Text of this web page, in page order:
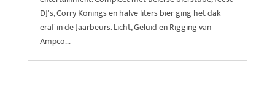
DJ's, Corry Konings en halve liters bier ging het dak
eraf in de Jaarbeurs. Licht, Geluid en Rigging van
Ampco...